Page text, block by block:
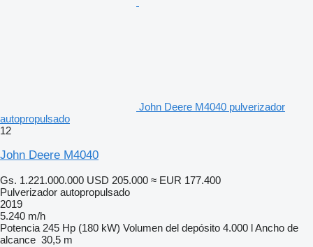
John Deere M4040 pulverizador
autopropulsado
12
John Deere M4040
Gs. 1.221.000.000 USD 205.000 ≈ EUR 177.400
Pulverizador autopropulsado
2019
5.240 m/h
Potencia 245 Hp (180 kW) Volumen del depósito 4.000 lAncho de
alcance 30,5 m